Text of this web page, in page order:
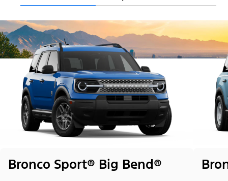
Bronco Sport® Big Bend®